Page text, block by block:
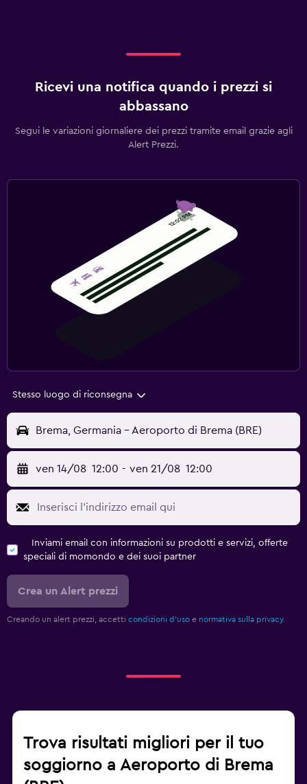
Ricevi una notifica quando i prezzi si
abbassano
Segui le variazioni giornaliere dei prezzi tramite email grazie agli
Alert Prezzi.
Stesso luogo di riconsegna
Brema, Germania - Aeroporto di Brema (BRE)
ven 14/08 12:00 - ven 21/08 12:00
Inviami email con informazioni su prodotti e servizi, offerte
speciali di momondo e dei suoi partner
Crea un Alert prezzi
Creando un alert prezzi, accetti condizioni d'uso e normativa sulla privacy.
Trova risultati migliori per il tuo
soggiorno a Aeroporto di Brema